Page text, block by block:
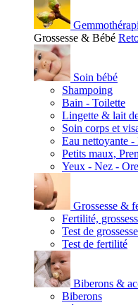
Grossesse & Bébé
Soin bébé
Shampoing
Bain - Toilette
Lingette & lait
Soin corps et
Eau nettoyante -
Petits maux,
Yeux - Nez -
Grossesse &
Fertilité,
Test de grossesse
Test de fertilité
Biberons &
Biberons